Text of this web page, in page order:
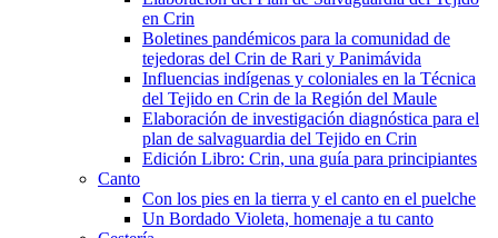
en Crin
Boletines pandémicos para la comunidad de
tejedoras del Crin de Rari y Panimávida
Influencias indígenas y coloniales en la Técnica
del Tejido en Crin de la Región del Maule
Elaboración de investigación diagnóstica para el
plan de salvaguardia del Tejido en Crin
Edición Libro: Crin, una guía para principiantes
Canto
Con los pies en la tierra y el canto en el puelche
Un Bordado Violeta, homenaje a tu canto